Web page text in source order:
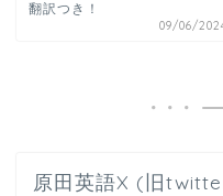
翻訳つき！
09/06/
原田英語X (旧